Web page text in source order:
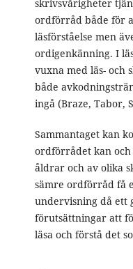
skrivsvårigheter
ordförråd både för
läsförståelse men
ordigenkänning. I
vuxna med läs-
både
ingå (Braze, Tabor,
Sammantaget kan
ordförrådet kan
åldrar och av olika
sämre ordförråd få
undervisning då ett
förutsättningar att
läsa och förstå det